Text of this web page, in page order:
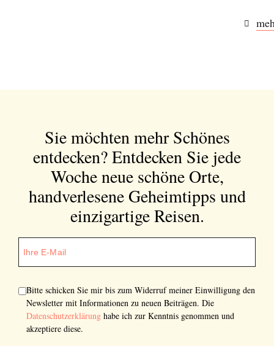
Sie möchten mehr Schönes
entdecken?Entdecken Sie jede
Woche neue schöne Orte,
handverlesene Geheimtipps und
einzigartige Reisen.
Bitte schicken Sie mir bis zum Widerruf meiner Einwilligung den
Newsletter mit Informationen zu neuen Beiträgen. Die
Datenschutzerklärung habe ich zur Kenntnis genommen und
akzeptiere diese.